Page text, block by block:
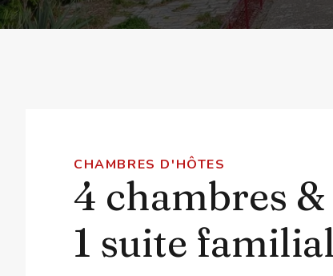
CHAMBRES D'HÔTES
4 chambres &
1 suite